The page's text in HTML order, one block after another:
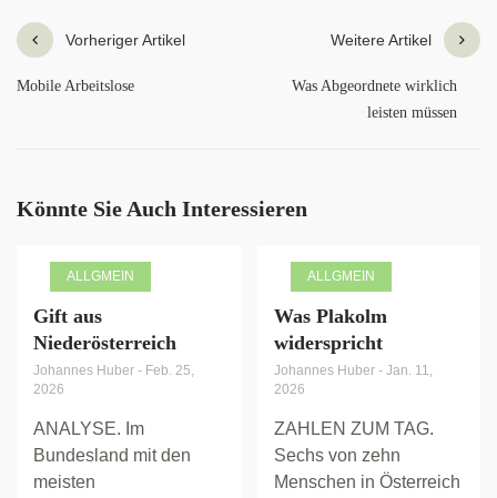
Vorheriger Artikel
Mobile Arbeitslose
Weitere Artikel
Was Abgeordnete wirklich
leisten müssen
Könnte Sie Auch Interessieren
ALLGMEIN
Gift aus
Niederösterreich
Johannes Huber - Feb. 25,
2026
ANALYSE. Im
Bundesland mit den
meisten
ALLGMEIN
Was Plakolm
widerspricht
Johannes Huber - Jan. 11,
2026
ZAHLEN ZUM TAG.
Sechs von zehn
Menschen in Österreich